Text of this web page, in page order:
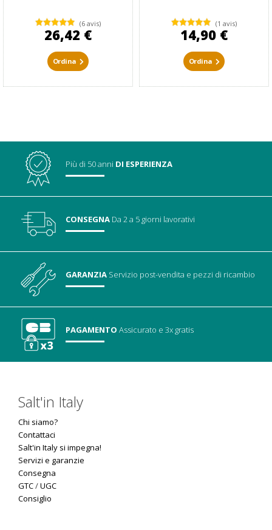
(6 avis)
26,42 €
Ordina
(1 avis)
14,90 €
Ordina
Più di 50 anni DI ESPERIENZA
CONSEGNA Da 2 a 5 giorni lavorativi
GARANZIA Servizio post-vendita e pezzi di ricambio
PAGAMENTO Assicurato e 3x gratis
Salt'in Italy
Chi siamo?
Contattaci
Salt'in Italy si impegna!
Servizi e garanzie
Consegna
GTC/UGC
Consiglio